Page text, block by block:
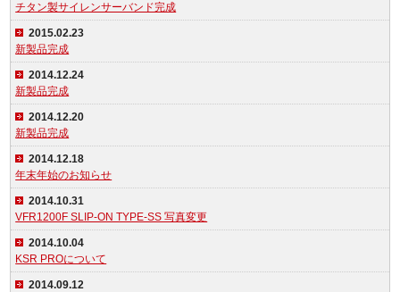
チタン製サイレンサーバンド完成
2015.02.23
新製品完成
2014.12.24
新製品完成
2014.12.20
新製品完成
2014.12.18
年末年始のお知らせ
2014.10.31
VFR1200F SLIP-ON TYPE-SS 写真変更
2014.10.04
KSR PROについて
2014.09.12